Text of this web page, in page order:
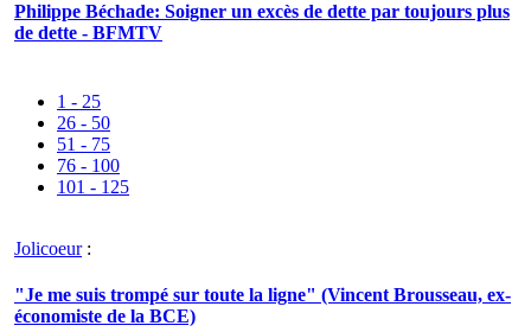
Philippe Béchade: Soigner un excès de dette par toujours plus
de dette - BFMTV
1 - 25
26 - 50
51 - 75
76 - 100
101 - 125
Jolicoeur:
"Je me suis trompé sur toute la ligne" (Vincent Brousseau, ex-
économiste de la BCE)